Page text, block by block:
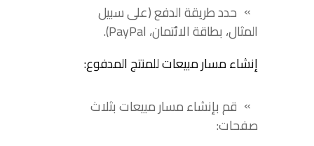
حدد طريقة الدفع (على سبيل
المثال، بطاقة الائتمان، PayPal).
إنشاء مسار مبيعات للمنتج المدفوع:
قم بإنشاء مسار مبيعات بثلاث
صفحات: